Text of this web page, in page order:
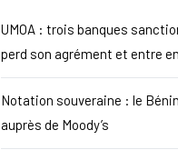
UMOA : trois banques
perd son agrément et entre
Notation souveraine : le
auprès de Moody’s